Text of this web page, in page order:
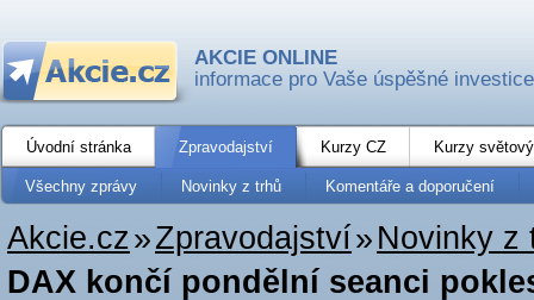
AKCIE ONLINE
informace pro Vaše úspěšné investice
Úvodní stránka Zpravodajství Kurzy CZ Kurzy
Všechny zprávy Novinky z trhů Komentáře a doporučení
Akcie.cz»Zpravodajství» Novinky z
DAX končí pondělní seanci